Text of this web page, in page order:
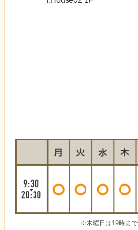
※木曜日は19時まで